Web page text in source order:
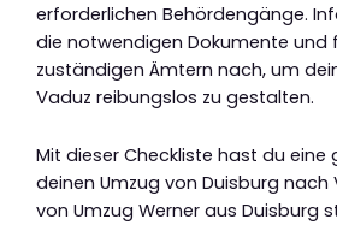
erforderlichen Behördengänge.
die notwendigen Dokumente und
zuständigen Ämtern nach, um
Vaduz reibungslos zu gestalten.
Mit dieser Checkliste hast du eine
deinen Umzug von Duisburg nach
von Umzug Werner aus Duisburg